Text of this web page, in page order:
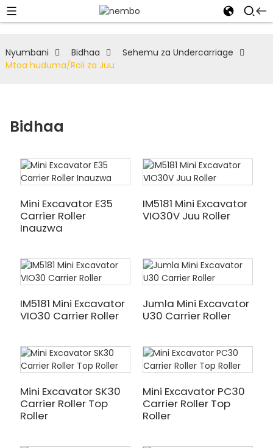
Nyumbani Bidhaa
Sehemu za Undercarriage
Mtoa huduma/Roli za Juu
Bidhaa
Mini Excavator E35
Carrier Roller
Inauzwa
IM5181 Mini Excavator
VIO30V Juu Roller
IM5181 Mini Excavator
VIO30 Carrier Roller
Jumla Mini Excavator
U30 Carrier Roller
Mini Excavator SK30
Carrier Roller Top
Roller
Mini Excavator PC30
Carrier Roller Top
Roller